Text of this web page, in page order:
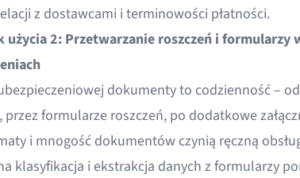
z dostawcami i terminowości płatności.
użycia 2: Przetwarzanie roszczeń i formularzy
dokumenty to codzienność –
formularze roszczeń, po dodatkowe
i mnogość dokumentów czynią ręczną
klasyfikacja i ekstrakcja danych z formularzy